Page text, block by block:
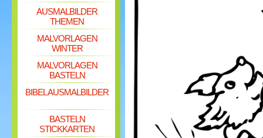
AUSMALBILDER
THEMEN
MALVORLAGEN
WINTER
MALVORLAGEN
BASTELN
BIBEL AUSMALBILDER
BASTELN
STICKKARTEN